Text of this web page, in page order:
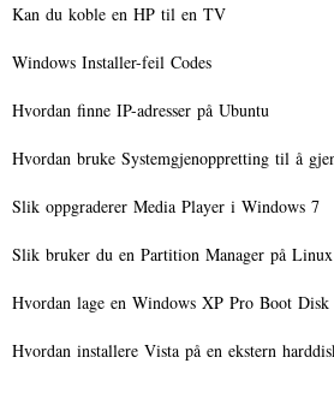
Kan du koble en HP til en TV
Windows Installer-feil Codes
Hvordan finne IP-adresser på Ubuntu
Hvordan bruke Systemgjenoppretting til å
Slik oppgraderer Media Player i Windows 7
Slik bruker du en Partition Manager på
Hvordan lage en Windows XP Pro Boot Disk
Hvordan installere Vista på en ekstern